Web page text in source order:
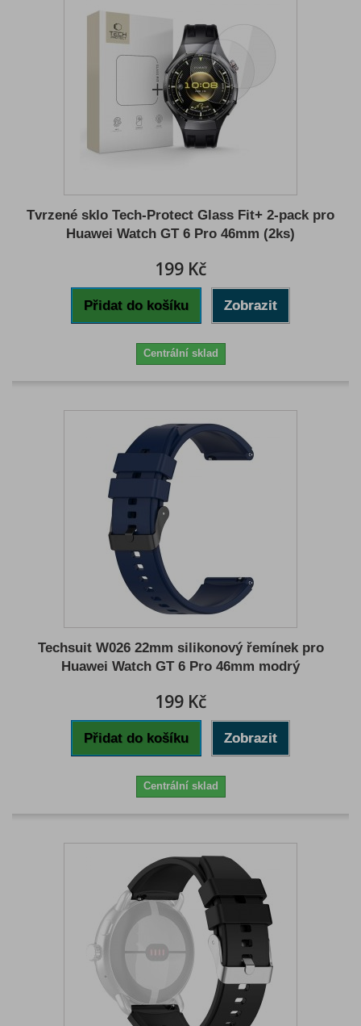
Tvrzené sklo Tech-Protect Glass Fit+ 2-pack pro
Huawei Watch GT 6 Pro 46mm (2ks)
199 Kč
Přidat do košíku Zobrazit
Centrální sklad
Techsuit W026 22mm silikonový řemínek pro
Huawei Watch GT 6 Pro 46mm modrý
199 Kč
Přidat do košíku Zobrazit
Centrální sklad